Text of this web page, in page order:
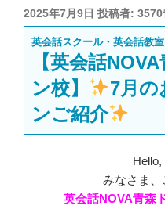
投
稿
日:
2025年7月9日 投稿者: 3570
英会話スクール・英会話教室
【英会話
ン校】
7月の
ンご紹介
みなさま、
英会話NOVA青森